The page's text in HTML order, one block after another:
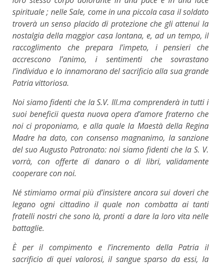
spirituale ; nelle Sale, come in una piccola casa il soldato
troverà un senso placido di protezione che gli attenui la
nostalgia della maggior casa lontana, e, ad un tempo, il
raccoglimento che prepara l’impeto, i pensieri che
accrescono l’animo, i sentimenti che sovrastano
l’individuo e lo innamorano del sacrificio alla sua grande
Patria vittoriosa.
Noi siamo fidenti che la S.V. Ill.ma comprenderà in tutti i
suoi beneficii questa nuova opera d’amore fraterno che
noi ci proponiamo, e alla quale la Maestà della Regina
Madre ha dato, con consenso magnanimo, la sanzione
del suo Augusto Patronato: noi siamo fidenti che la S. V.
vorrà, con offerte di danaro o di libri, validamente
cooperare con noi.
Né stimiamo ormai più d’insistere ancora sui doveri che
legano ogni cittadino il quale non combatta ai tanti
fratelli nostri che sono là, pronti a dare la loro vita nelle
battaglie.
È per il compimento e l’incremento della Patria il
sacrificio di quei valorosi, il sangue sparso da essi, la